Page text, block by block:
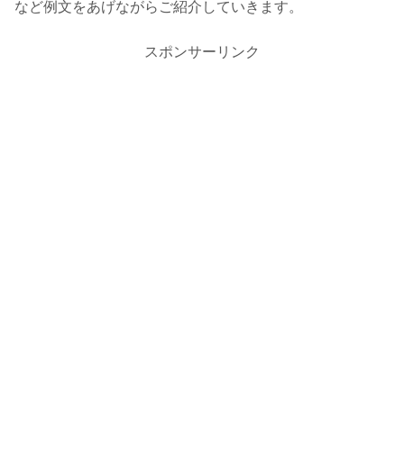
など例文をあげながらご紹介していきます。
スポンサーリンク